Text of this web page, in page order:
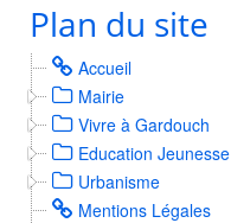
Plan du site
Accueil
Mairie
Vivre à Gardouch
Education Jeunesse
Urbanisme
Mentions Légales